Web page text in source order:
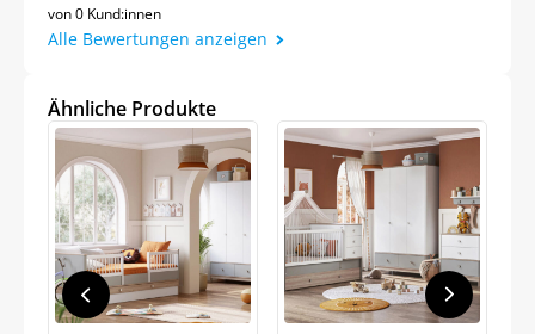
von 0 Kund:innen
Alle Bewertungen anzeigen
Ähnliche Produkte
Jetzt5% Rabatt
auf Ihre erste Bestellung sichern!
Meinen Code senden